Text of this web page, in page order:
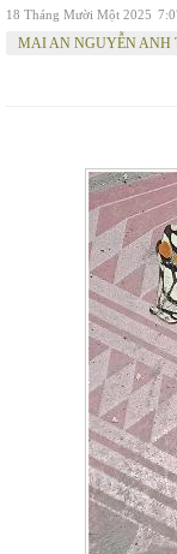
18 Tháng Mười Một 2025
MAI AN NGUYỄN ANH